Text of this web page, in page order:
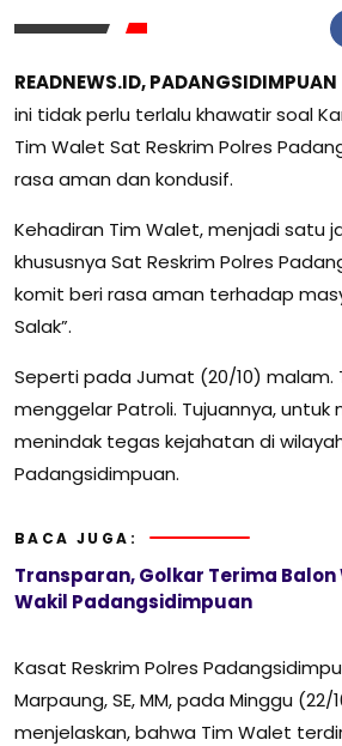
READNEWS.ID, PADANGSIDIMPUAN
ini tidak perlu terlalu khawatir soal
Tim Walet Sat Reskrim Polres
rasa aman dan kondusif.
Kehadiran Tim Walet, menjadi satu
khususnya Sat Reskrim Polres
komit beri rasa aman terhadap
Salak”.
Seperti pada Jumat (20/10) malam.
menggelar Patroli. Tujuannya,
menindak tegas kejahatan di
Padangsidimpuan.
BACA JUGA:
Transparan, Golkar Terima
Wakil Padangsidimpuan
Kasat Reskrim Polres
Marpaung, SE, MM, pada Minggu (22/
menjelaskan, bahwa Tim Walet